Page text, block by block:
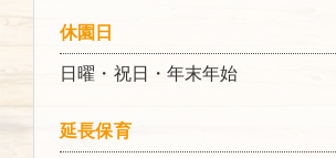
休園日
日曜・祝日・年末年始
延長保育